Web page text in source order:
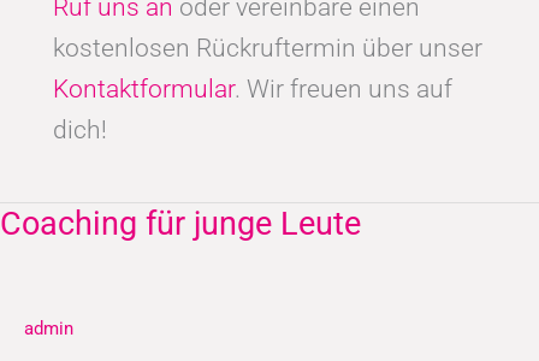
Ruf uns an oder vereinbare einen
kostenlosen Rückruftermin über unser
Kontaktformular. Wir freuen uns auf
dich!
Coaching für junge Leute
admin
Coaching
Leute